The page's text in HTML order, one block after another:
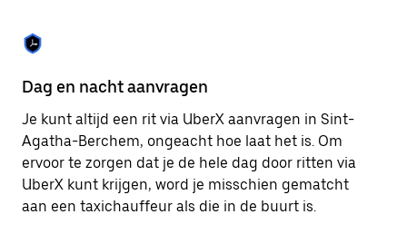
Dag en nacht aanvragen
Je kunt altijd een rit via UberX aanvragen in Sint-
Agatha-Berchem, ongeacht hoe laat het is. Om
ervoor te zorgen dat je de hele dag door ritten via
UberX kunt krijgen, word je misschien gematcht
aan een taxichauffeur als die in de buurt is.